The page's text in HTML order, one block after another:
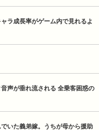
ラ成長率がゲーム内で見れるよ
声が垂れ流される 全乗客困惑の
いた義弟嫁。うちが母から援助